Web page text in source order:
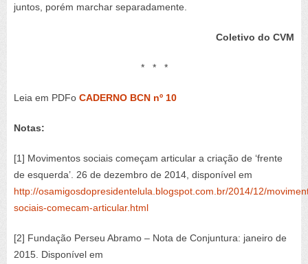
juntos, porém marchar separadamente.
Coletivo do CVM
* * *
Leia em PDFo CADERNO BCN nº 10
Notas:
[1] Movimentos sociais começam articular a criação de ‘frente
de esquerda’. 26 de dezembro de 2014, disponível em
http://osamigosdopresidentelula.blogspot.com.br/2014/12/
sociais-comecam-articular.html
[2] Fundação Perseu Abramo – Nota de Conjuntura: janeiro de
2015. Disponível em